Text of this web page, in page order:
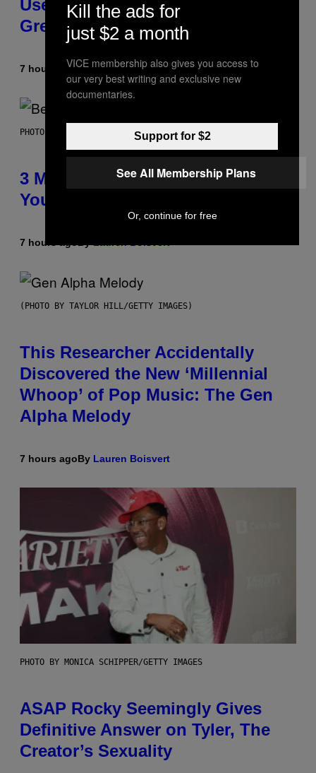
Used As a Ringtone or Voicemail
Greeting in the 2000s
7 hours agoByDan Milam
PHOTO BY KEVIN WINTER/GETTY IMAGES FOR RADIO DISNEY
3 Millennial Anthems That Make
You Think of Your Best Friend
7 hours agoByLauren Boisvert
(PHOTO BY TAYLOR HILL/GETTY IMAGES)
This Researcher Accidentally
Discovered the New ‘Millennial
Whoop’ of Pop Music: The Gen
Alpha Melody
7 hours agoBy Lauren Boisvert
PHOTO BY MONICA SCHIPPER/GETTY IMAGES
ASAP Rocky Seemingly Gives
Definitive Answer on Tyler, The
Creator’s Sexuality
Kill the ads for
just $2 a month
VICE membership also gives you access to
our very best writing and exclusive new
documentaries.
Support for $2
See All Membership Plans
Or, continue for free